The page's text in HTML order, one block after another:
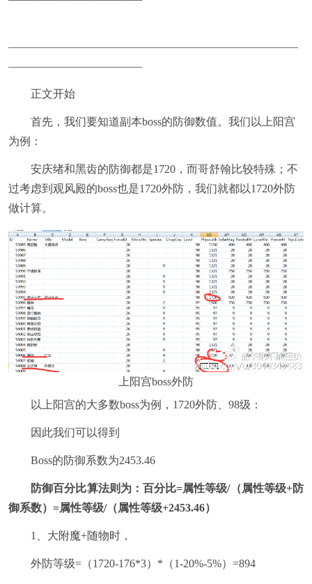
——————————————————————————
————————————
正文开始
首先，我们要知道副本boss的防御数值。我们以上阳宫
为例：
安庆绪和黑齿的防御都是1720，而哥舒翰比较特殊；不
过考虑到观风殿的boss也是1720外防，我们就都以1720外防
做计算。
上阳宫boss外防
以上阳宫的大多数boss为例，1720外防、98级：
因此我们可以得到
Boss的防御系数为2453.46
防御百分比算法则为：百分比=属性等级/（属性等级+防
御系数）=属性等级/（属性等级+2453.46）
1、大附魔+随物时，
外防等级=（1720-176*3）*（1-20%-5%）=894